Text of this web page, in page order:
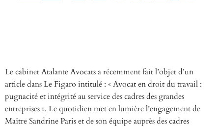
Le cabinet Atalante Avocats a récemment fait l’objet d’un
article dans Le Figaro intitulé : « Avocat en droit du travail :
pugnacité et intégrité au service des cadres des grandes
entreprises ». Le quotidien met en lumière l’engagement de
Maître Sandrine Paris et de son équipe auprès des cadres